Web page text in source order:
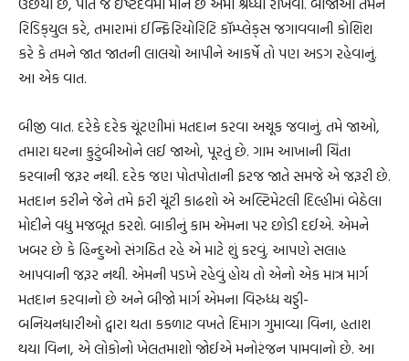
રિડિક્‌યુલ કરે, તમારામાં ઈન્ફિરિયોરિટિ કૉમ્પ્લેક્‌સ જગાવવાની કોશિશ
કરે કે તમને જાત જાતની લાલચો આપીને આકર્ષે તો પણ અડગ રહેવાનું.
આ એક વાત.
બીજી વાત. દરેકે દરેક ચૂંટણીમાં મતદાન કરવા અચૂક જવાનું. તમે જાઓ,
તમારા ઘરના કુટુંબીઓને લઈ જાઓ, પૂરતું છે. ગામ આખાની ચિંતા
કરવાની જરૂર નથી. દરેક જણ પોતપોતાની ફરજ જાતે સમજે એ જરૂરી છે.
મતદાન કરીને જેને તમે ફરી ચૂંટી કાઢશો એ અલ્ટિમેટલી દિલ્હીમાં બેઠેલા
મોદીને વધુ મજબૂત કરશે. બાકીનું કામ એમના પર છોડી દઈએ. એમને
ખબર છે કે હિન્દુઓ સંગઠિત રહે એ માટે શું કરવું. આપણે સલાહ
આપવાની જરૂર નથી. એમની પડખે રહેવું હોય તો એનો એક માત્ર માર્ગ
મતદાન કરવાનો છે અને બીજો માર્ગ એમના વિરુધ્ધ ચડ્ડી-
બનિયનધારીઓ દ્વારા થતા કકળાટ વખતે દિમાગ ગુમાવ્યા વિના, હતાશ
થયા વિના, એ લોકોનો ખેલતમાશો જોઈએ મનોરંજન પામવાનો છે. આ